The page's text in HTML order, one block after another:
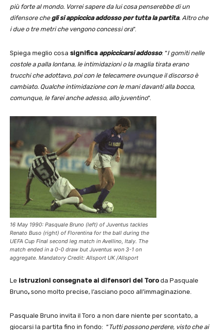
più forte al mondo. Vorrei sapere da lui cosa penserebbe di un
difensore che gli si appiccica addosso per tutta la partita. Altro che
i due o tre metri che vengono concessi ora“.
Spiega meglio cosa significa appiccicarsi addosso: “I gomiti nelle
costole a palla lontana, le intimidazioni o la maglia tirata erano
trucchi che adottavo, poi con le telecamere ovunque il discorso è
cambiato. Qualche intimidazione con le mani davanti alla bocca,
comunque, le farei anche adesso, allo juventino“.
16 May 1990: Pasquale Bruno (left) of Juventus tackles
Renato Buso (right) of Florentina for the ball during the
UEFA Cup Final second leg match in Avellino, Italy. The
match ended in a 0-0 draw but Juventus won 3-1 on
aggregate. Mandatory Credit: Allsport UK /Allsport
Le istruzioni consegnate ai difensori del Toroda Pasquale
Bruno,sono molto precise, l’asciano poco all’immaginazione.
Pasquale Bruno invita il Toro a non dare niente per scontato, a
giocarsi la partita fino in fondo: “Tutti possono perdere, visto che ai